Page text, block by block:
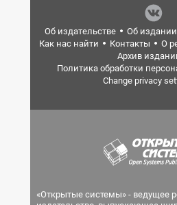
Об издательстве Об издании
Как нас найти
Контакты О
Архив
Политика обработки
Change privacy
«Открытые системы» - ведущее